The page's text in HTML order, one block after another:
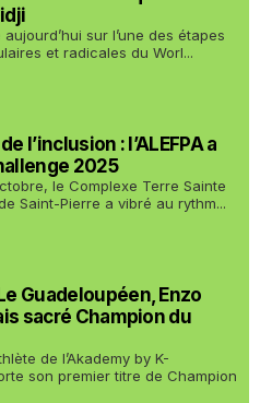
sur l’une des étapes
et radicales du Worl...
l’inclusion : l’ALEFPA a
2025
le Complexe Terre Sainte
Saint-Pierre a vibré au rythm...
Guadeloupéen, Enzo
sacré Champion du
de l’Akademy by K-
son premier titre de Champion